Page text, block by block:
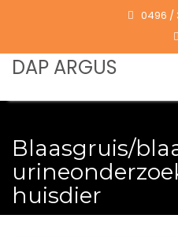
0496 /
DAP ARGUS
Blaasgruis/
huisdier